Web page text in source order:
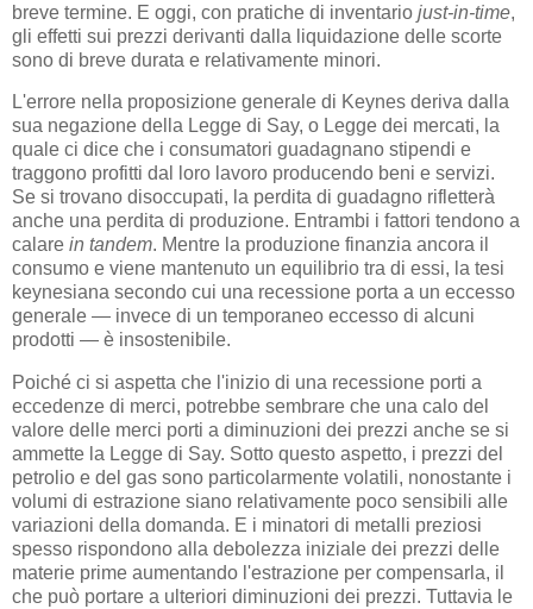
breve termine. E oggi, con pratiche di inventario just-in-time,
gli effetti sui prezzi derivanti dalla liquidazione delle scorte
sono di breve durata e relativamente minori.
L'errore nella proposizione generale di Keynes deriva dalla
sua negazione della Legge di Say, o Legge dei mercati, la
quale ci dice che i consumatori guadagnano stipendi e
traggono profitti dal loro lavoro producendo beni e servizi.
Se si trovano disoccupati, la perdita di guadagno rifletterà
anche una perdita di produzione. Entrambi i fattori tendono a
calare in tandem. Mentre la produzione finanzia ancora il
consumo e viene mantenuto un equilibrio tra di essi, la tesi
keynesiana secondo cui una recessione porta a un eccesso
generale — invece di un temporaneo eccesso di alcuni
prodotti — è insostenibile.
Poiché ci si aspetta che l'inizio di una recessione porti a
eccedenze di merci, potrebbe sembrare che una calo del
valore delle merci porti a diminuzioni dei prezzi anche se si
ammette la Legge di Say. Sotto questo aspetto, i prezzi del
petrolio e del gas sono particolarmente volatili, nonostante i
volumi di estrazione siano relativamente poco sensibili alle
variazioni della domanda. E i minatori di metalli preziosi
spesso rispondono alla debolezza iniziale dei prezzi delle
materie prime aumentando l'estrazione per compensarla, il
che può portare a ulteriori diminuzioni dei prezzi. Tuttavia le